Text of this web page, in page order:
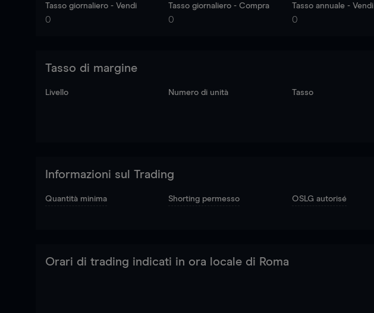
Tasso giornaliero - Vendi
0
Tasso giornaliero - Compra
0
Tasso annuale - Vendi
0
Tasso di margine
Livello Numero di unità Tasso
Informazioni sul Trading
Quantità minima Shorting permesso OSLG autorisé
Orari di trading indicati in ora locale di Roma